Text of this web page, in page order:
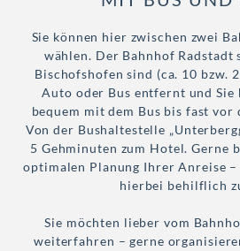
Sie können hier zwischen zwei
wählen. Der Bahnhof Radstadt
Bischofshofen sind (ca. 10 bzw.
Auto oder Bus entfernt und Sie
bequem mit dem Bus bis fast
Von der Bushaltestelle
5 Gehminuten zum Hotel. Gerne
optimalen Planung Ihrer Anreise
hierbei behilflich
Sie möchten lieber vom
weiterfahren – gerne